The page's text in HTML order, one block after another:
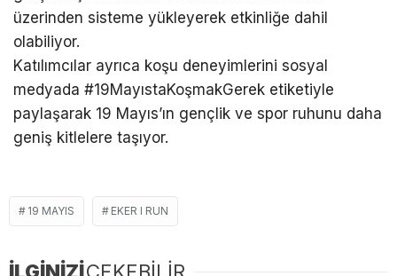
üzerinden sisteme yükleyerek etkinliğe dahil
olabiliyor.
Katılımcılar ayrıca koşu deneyimlerini sosyal
medyada #19MayıstaKoşmakGerek etiketiyle
paylaşarak 19 Mayıs’ın gençlik ve spor ruhunu daha
geniş kitlelere taşıyor.
19 MAYIS EKER I RUN
İLGİNİZİÇEKEBİLİR